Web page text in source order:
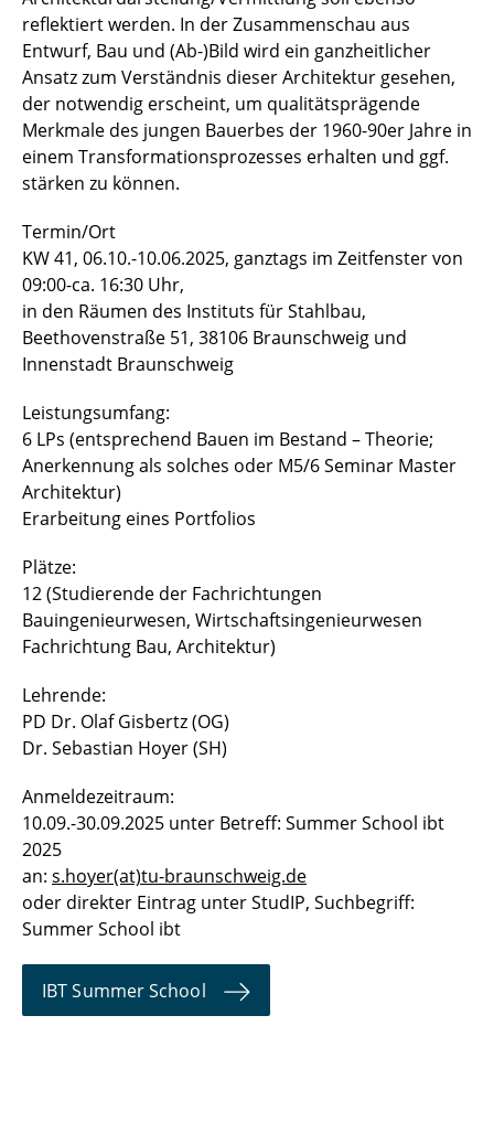
reflektiert werden. In der Zusammenschau aus
Entwurf, Bau und (Ab-)Bild wird ein ganzheitlicher
Ansatz zum Verständnis dieser Architektur gesehen,
der notwendig erscheint, um qualitätsprägende
Merkmale des jungen Bauerbes der 1960-90er Jahre in
einem Transformationsprozesses erhalten und ggf.
stärken zu können.
Termin/Ort
KW 41, 06.10.-10.06.2025, ganztags im Zeitfenster von
09:00-ca. 16:30 Uhr,
in den Räumen des Instituts für Stahlbau,
Beethovenstraße 51, 38106 Braunschweig und
Innenstadt Braunschweig
Leistungsumfang:
6 LPs (entsprechend Bauen im Bestand – Theorie;
Anerkennung als solches oder M5/6 Seminar Master
Architektur)
Erarbeitung eines Portfolios
Plätze:
12 (Studierende der Fachrichtungen
Bauingenieurwesen, Wirtschaftsingenieurwesen
Fachrichtung Bau, Architektur)
Lehrende:
PD Dr. Olaf Gisbertz (OG)
Dr. Sebastian Hoyer (SH)
Anmeldezeitraum:
10.09.-30.09.2025 unter Betreff: Summer School ibt
2025
an: s.hoyer(at)tu-braunschweig.de
oder direkter Eintrag unter StudIP, Suchbegriff:
Summer School ibt
IBT Summer School